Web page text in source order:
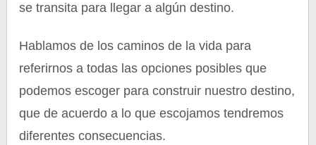
se transita para llegar a algún destino.
Hablamos de los caminos de la vida para
referirnos a todas las opciones posibles que
podemos escoger para construir nuestro destino,
que de acuerdo a lo que escojamos tendremos
diferentes consecuencias.